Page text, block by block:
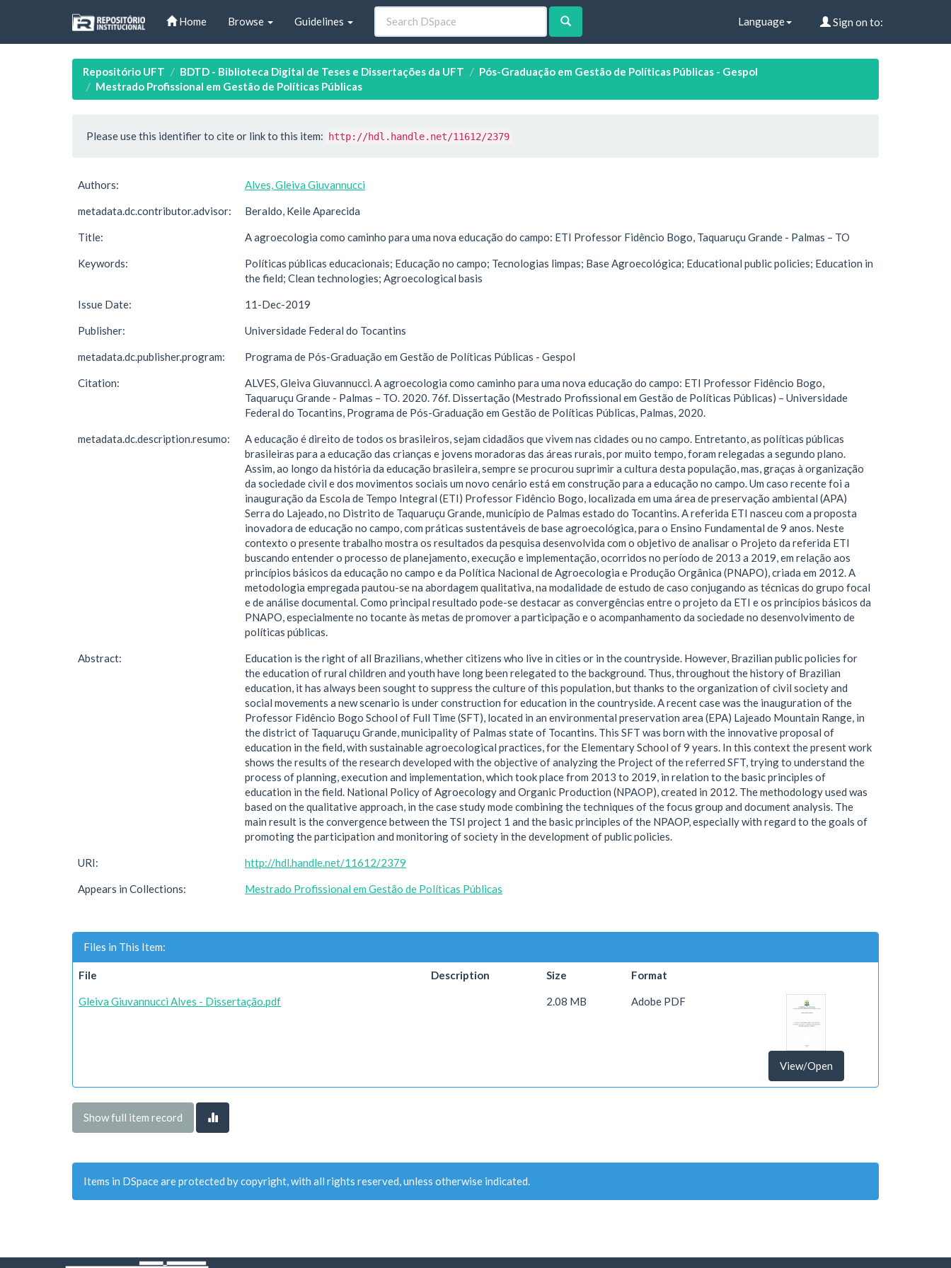
Home Browse Guidelines Language Sign on to:
Repositório UFT BDTD - Biblioteca Digital de Teses e Dissertações da UFT
Pós-Graduação em Gestão de Políticas Públicas - Gespol
Mestrado Profissional em Gestão de Políticas Públicas
Please use this identifier to cite or link to this item: http://hdl.handle.net/11612/2379
Authors: Alves, Gleiva Giuvannucci
metadata.dc.contributor.advisor: Beraldo, Keile Aparecida
Title: A agroecologia como caminho para uma nova educação do campo: ETI Professor Fidêncio Bogo, Taquaruçu Grande - Palmas – TO
Keywords:
Políticas públicas educacionais; Educação no campo; Tecnologias limpas; Base Agroecológica; Educational public policies; Education in
the field; Clean technologies; Agroecological basis
Issue Date: 11-Dec-2019
Publisher: Universidade Federal do Tocantins
metadata.dc.publisher.program: Programa de Pós-Graduação em Gestão de Políticas Públicas - Gespol
Citation:
ALVES, Gleiva Giuvannucci. A agroecologia como caminho para uma nova educação do campo: ETI Professor Fidêncio Bogo,
Taquaruçu Grande - Palmas – TO. 2020. 76f. Dissertação (Mestrado Profissional em Gestão de Políticas Públicas) – Universidade
Federal do Tocantins, Programa de Pós-Graduação em Gestão de Políticas Públicas, Palmas, 2020.
metadata.dc.description.resumo:
A educação é direito de todos os brasileiros, sejam cidadãos que vivem nas cidades ou no campo. Entretanto, as políticas públicas
brasileiras para a educação das crianças e jovens moradoras das áreas rurais, por muito tempo, foram relegadas a segundo plano.
Assim, ao longo da história da educação brasileira, sempre se procurou suprimir a cultura desta população, mas, graças à organização
da sociedade civil e dos movimentos sociais um novo cenário está em construção para a educação no campo. Um caso recente foi a
inauguração da Escola de Tempo Integral (ETI) Professor Fidêncio Bogo, localizada em uma área de preservação ambiental (APA)
Serra do Lajeado, no Distrito de Taquaruçu Grande, município de Palmas estado do Tocantins. A referida ETI nasceu com a proposta
inovadora de educação no campo, com práticas sustentáveis de base agroecológica, para o Ensino Fundamental de 9 anos. Neste
contexto o presente trabalho mostra os resultados da pesquisa desenvolvida com o objetivo de analisar o Projeto da referida ETI
buscando entender o processo de planejamento, execução e implementação, ocorridos no período de 2013 a 2019, em relação aos
princípios básicos da educação no campo e da Política Nacional de Agroecologia e Produção Orgânica (PNAPO), criada em 2012. A
metodologia empregada pautou-se na abordagem qualitativa, na modalidade de estudo de caso conjugando as técnicas do grupo focal
e de análise documental. Como principal resultado pode-se destacar as convergências entre o projeto da ETI e os princípios básicos da
PNAPO, especialmente no tocante às metas de promover a participação e o acompanhamento da sociedade no desenvolvimento de
políticas públicas.
Abstract:
Education is the right of all Brazilians, whether citizens who live in cities or in the countryside. However, Brazilian public policies for
the education of rural children and youth have long been relegated to the background. Thus, throughout the history of Brazilian
education, it has always been sought to suppress the culture of this population, but thanks to the organization of civil society and
social movements a new scenario is under construction for education in the countryside. A recent case was the inauguration of the
Professor Fidêncio Bogo School of Full Time (SFT), located in an environmental preservation area (EPA) Lajeado Mountain Range, in
the district of Taquaruçu Grande, municipality of Palmas state of Tocantins. This SFT was born with the innovative proposal of
education in the field, with sustainable agroecological practices, for the Elementary School of 9 years. In this context the present work
shows the results of the research developed with the objective of analyzing the Project of the referred SFT, trying to understand the
process of planning, execution and implementation, which took place from 2013 to 2019, in relation to the basic principles of
education in the field. National Policy of Agroecology and Organic Production (NPAOP), created in 2012. The methodology used was
based on the qualitative approach, in the case study mode combining the techniques of the focus group and document analysis. The
main result is the convergence between the TSI project 1 and the basic principles of the NPAOP, especially with regard to the goals of
promoting the participation and monitoring of society in the development of public policies.
URI: http://hdl.handle.net/11612/2379
Appears in Collections: Mestrado Profissional em Gestão de Políticas Públicas
Files in This Item:
File Description Size Format
Gleiva Giuvannucci Alves - Dissertação.pdf 2.08 MB Adobe PDF
View/Open
Show full item record
Items in DSpace are protected by copyright, with all rights reserved, unless otherwise indicated.